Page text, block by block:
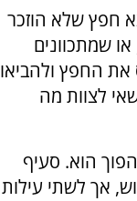
חפץ שלא הוזכר
שמתכוונים
את החפץ ולהביאו
לצוות מה
נהפוך הוא. סעיף
אך לשתי עילות